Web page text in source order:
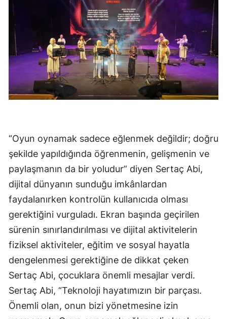
“Oyun oynamak sadece eğlenmek değildir; doğru
şekilde yapıldığında öğrenmenin, gelişmenin ve
paylaşmanın da bir yoludur” diyen Sertaç Abi,
dijital dünyanın sunduğu imkânlardan
faydalanırken kontrolün kullanıcıda olması
gerektiğini vurguladı. Ekran başında geçirilen
sürenin sınırlandırılması ve dijital aktivitelerin
fiziksel aktiviteler, eğitim ve sosyal hayatla
dengelenmesi gerektiğine de dikkat çeken
Sertaç Abi, çocuklara önemli mesajlar verdi.
Sertaç Abi, “Teknoloji hayatımızın bir parçası.
Önemli olan, onun bizi yönetmesine izin